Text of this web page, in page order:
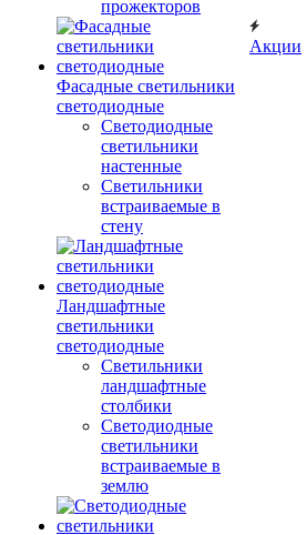
прожекторов
Фасадные светильники
светодиодные
Светодиодные
светильники
настенные
Светильники
встраиваемые в
стену
Ландшафтные
светильники
светодиодные
Светильники
ландшафтные
столбики
Светодиодные
светильники
встраиваемые в
землю
Акции